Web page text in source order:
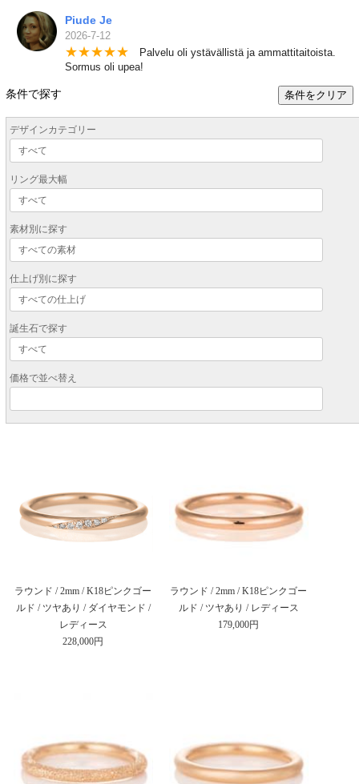
Piude Je
2026-7-12
★★★★★ Palvelu oli ystävällistä ja ammattitaitoista.
Sormus oli upea!
条件で探す 条件をクリア
デザインカテゴリー
リング最大幅
素材別に探す
仕上げ別に探す
誕生石で探す
価格で並べ替え
ラウンド / 2mm / K18ピンクゴー
ルド / ツヤあり / ダイヤモンド /
レディース
228,000円
ラウンド / 2mm / K18ピンクゴー
ルド / ツヤあり / レディース
179,000円